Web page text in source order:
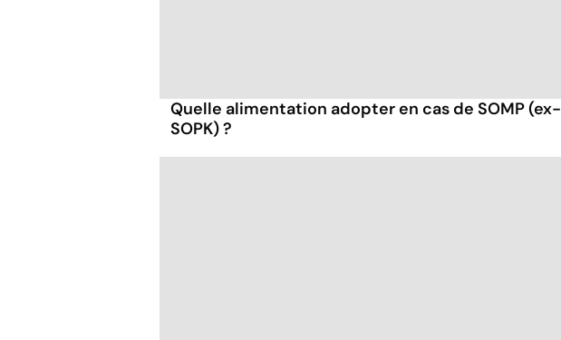
Quelle alimentation adopter en cas de SOMP (ex-
SOPK) ?